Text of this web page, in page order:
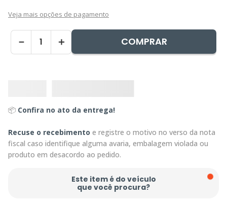
Veja mais opções de pagamento
＋
－ COMPRAR
📦 Confira no ato da entrega!
Recuse o recebimento e registre o motivo no verso da nota
fiscal caso identifique alguma avaria, embalagem violada ou
produto em desacordo ao pedido.
Este item é do veículo
que você procura?